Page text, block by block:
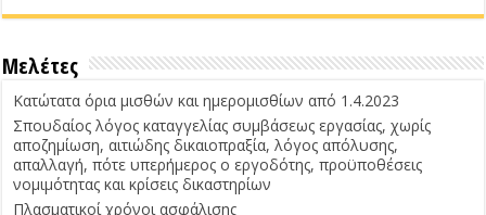
Μελέτες
Κατώτατα όρια μισθών και ημερομισθίων από 1.4.2023
Σπουδαίος λόγος καταγγελίας συμβάσεως εργασίας, χωρίς
αποζημίωση, αιτιώδης δικαιοπραξία, λόγος απόλυσης,
απαλλαγή, πότε υπερήμερος ο εργοδότης, προϋποθέσεις
νομιμότητας και κρίσεις δικαστηρίων
Πλασματικοί χρόνοι ασφάλισης